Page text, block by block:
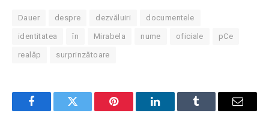
Dauer despre dezvăluiri documentele
identitatea în Mirabela nume oficiale pCe
realăp surprinzătoare
FacebookTwitter Pinterest LinkedInTumblr Email